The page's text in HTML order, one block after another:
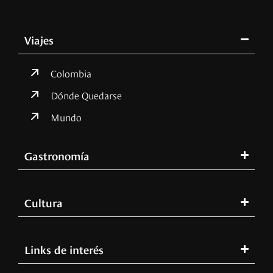
Viajes
Colombia
Dónde Quedarse
Mundo
Gastronomía
Cultura
Links de interés